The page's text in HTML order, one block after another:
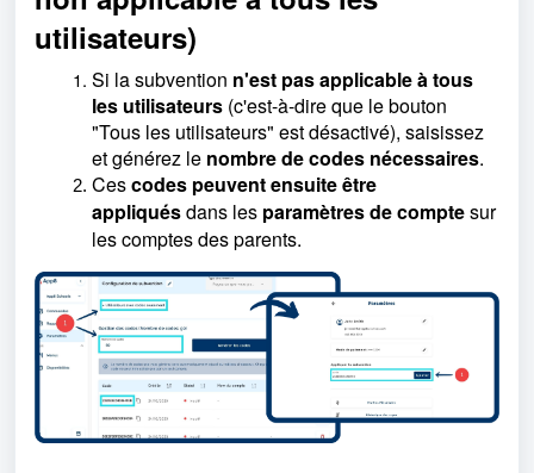
utilisateurs)
Si la subvention n'est pas applicable à tous
les utilisateurs (c'est-à-dire que le bouton
"Tous les utilisateurs" est désactivé), saisissez
et générez le nombre de codes nécessaires.
Cescodes peuvent ensuite être
appliquésdans les paramètres de comptesur
les comptes des parents.